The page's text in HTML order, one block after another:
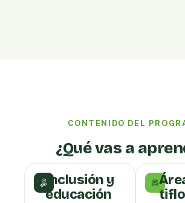
CONTENIDO DEL
¿Qué vas a
Inclusión y
educación